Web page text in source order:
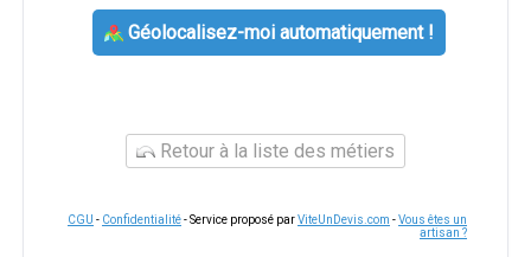
Géolocalisez-moi automatiquement !
Retour à la liste des métiers
CGU - Confidentialité- Service proposé parViteUnDevis.com -Vous êtes un
artisan ?